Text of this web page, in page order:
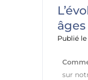
âges
Publié
sur